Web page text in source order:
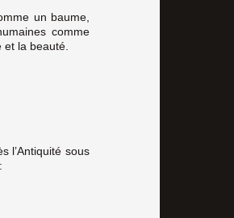
un baume,
comme
et la beauté.
l’Antiquité sous